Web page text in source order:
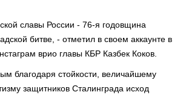
славы России - 76-я годовщина
битве, - отметил в своем аккаунте в
врио главы КБР Казбек Коков.
благодаря стойкости, величайшему
защитников Сталинграда исход